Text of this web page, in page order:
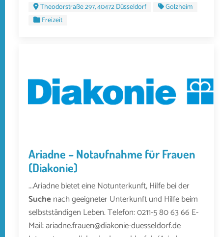
Theodorstraße 297, 40472 Düsseldorf
Golzheim
Freizeit
Ariadne – Notaufnahme für Frauen
(Diakonie)
...Ariadne bietet eine Notunterkunft, Hilfe bei der
Suchenach geeigneter Unterkunft und Hilfe beim
selbstständigen Leben. Telefon: 0211-5 80 63 66 E-
Mail: ariadne.frauen@diakonie-duesseldorf.de